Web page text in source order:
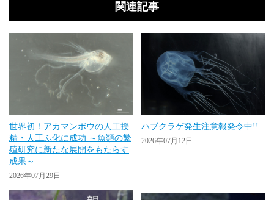
関連記事
世界初！アカマンボウの人工授
精・人工ふ化に成功 ～魚類の繁
殖研究に新たな展開をもたらす
成果～
2026年07月29日
ハブクラゲ発生注意報発令中!!
2026年07月12日